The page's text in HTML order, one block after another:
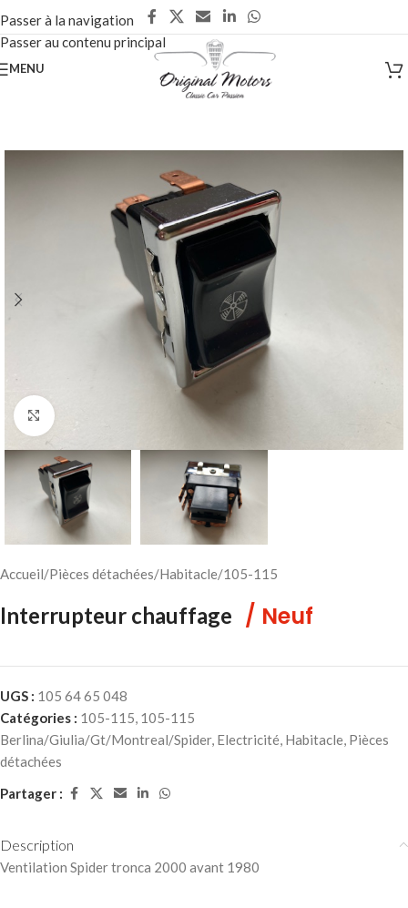
Passer à la navigation
Passer au contenu principal
MENU
Cliquez pour agrandir
Accueil/Pièces détachées/Habitacle/105-115
Interrupteur chauffage / Neuf
UGS : 105 64 65 048
Catégories : 105-115, 105-115
Berlina/Giulia/Gt/Montreal/Spider, Electricité, Habitacle, Pièces
détachées
Partager :
Description
Ventilation Spider tronca 2000 avant 1980